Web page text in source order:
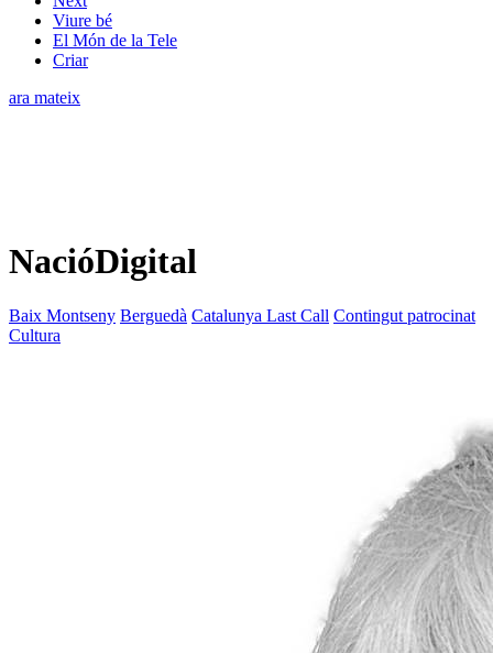
Viure bé
El Món de la Tele
Criar
ara mateix
NacióDigital
Baix Montseny Berguedà Catalunya Last Call Contingut patrocinat
Cultura